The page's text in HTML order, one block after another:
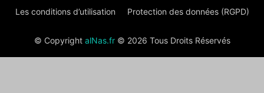
Les conditions d’utilisation Protection des données (RGPD)
© Copyright alNas.fr© 2026 Tous Droits Réservés